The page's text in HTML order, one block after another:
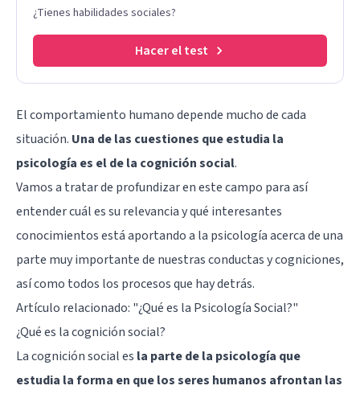
¿Tienes habilidades sociales?
Hacer el test
El comportamiento humano depende mucho de cada
situación. Una de las cuestiones que estudia la
psicología es el de la cognición social.
Vamos a tratar de profundizar en este campo para así
entender cuál es su relevancia y qué interesantes
conocimientos está aportando a la psicología acerca de una
parte muy importante de nuestras conductas y cogniciones,
así como todos los procesos que hay detrás.
Artículo relacionado: "¿Qué es la Psicología Social?"
¿Qué es la cognición social?
La cognición social es la parte de la psicología que
estudia la forma en que los seres humanos afrontan las